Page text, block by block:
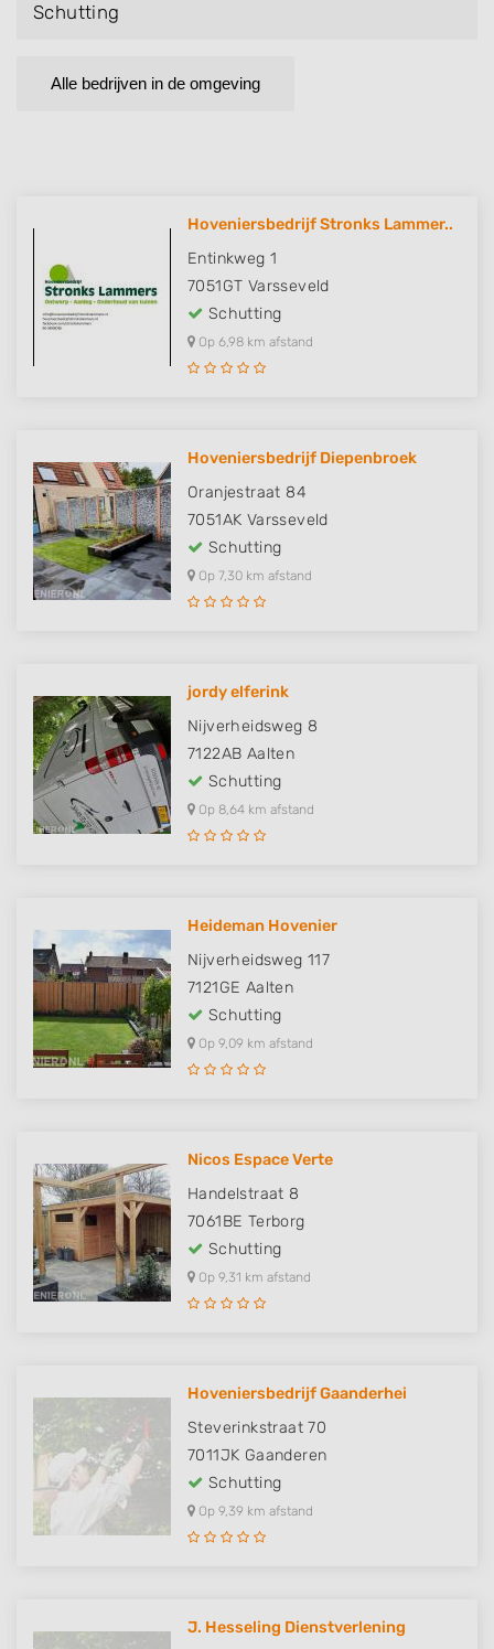
Schutting
Alle bedrijven in de omgeving
Hoveniersbedrijf Stronks Lammer..
Entinkweg 1
7051GT Varsseveld
Schutting
Op 6,98 km afstand
Hoveniersbedrijf Diepenbroek
Oranjestraat 84
7051AK Varsseveld
Schutting
Op 7,30 km afstand
jordy elferink
Nijverheidsweg 8
7122AB Aalten
Schutting
Op 8,64 km afstand
Heideman Hovenier
Nijverheidsweg 117
7121GE Aalten
Schutting
Op 9,09 km afstand
Nicos Espace Verte
Handelstraat 8
7061BE Terborg
Schutting
Op 9,31 km afstand
Hoveniersbedrijf Gaanderhei
Steverinkstraat 70
7011JK Gaanderen
Schutting
Op 9,39 km afstand
J. Hesseling Dienstverlening